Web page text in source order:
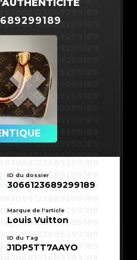
#3066123689299189
#3066123689299189
#3066123689299189
#3066123689299189
#3066123689299189
#3066123689299189
#3066123689299189
#3066123689299189
#3066123689299189
#3066123689299189
#3066123689299189
#3066123689299189
#3066123689299189
#3066123689299189
#3066123689299189
#3066123689299189
#3066123689299189
#3066123689299189
#3066123689299189
#3066123689299189
#3066123689299189
#3066123689299189
ID du dossier
3066123689299189
Marque de l'article
Louis Vuitton
ID du Tag
J1DP5TT7AAYO